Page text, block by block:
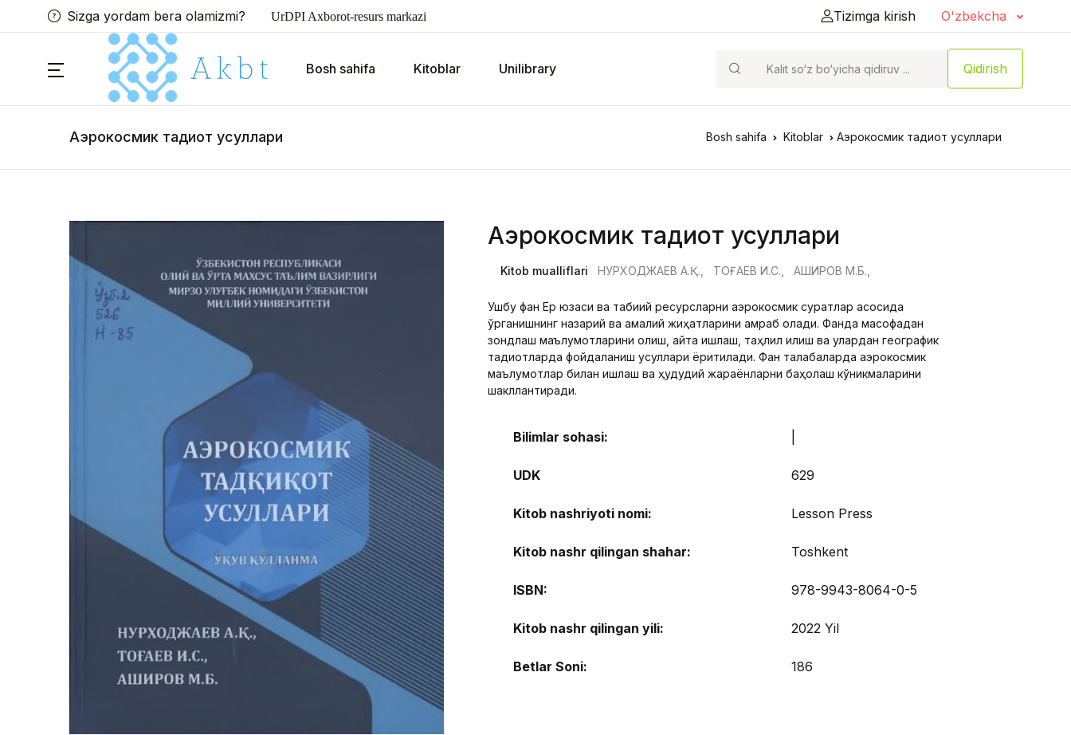
Sizga yordam bera olamizmi? UrDPI Axborot-resurs markazi Tizimga kirish O'zbekcha
Bosh sahifa Kitoblar Unilibrary Qidirish
Аэрокосмик тадқиқот усуллари Bosh sahifa Kitoblar Аэрокосмик тадқиқот усуллари
Аэрокосмик тадқиқот усуллари
Kitob mualliflari НУРХОДЖАЕВ А.Қ., ТОҒАЕВ И.С., АШИРОВ М.Б.,
Ушбу фан Ер юзаси ва табиий ресурсларни аэрокосмик суратлар асосида
ўрганишнинг назарий ва амалий жиҳатларини қамраб олади. Фанда масофадан
зондлаш маълумотларини олиш, қайта ишлаш, таҳлил қилиш ва улардан географик
тадқиқотларда фойдаланиш усуллари ёритилади. Фан талабаларда аэрокосмик
маълумотлар билан ишлаш ва ҳудудий жараёнларни баҳолаш кўникмаларини
шакллантиради.
Bilimlar sohasi:
UDK 629
Kitob nashriyoti nomi: Lesson Press
Kitob nashr qilingan shahar: Toshkent
ISBN: 978-9943-8064-0-5
Kitob nashr qilingan yili: 2022 Yil
Betlar Soni: 186